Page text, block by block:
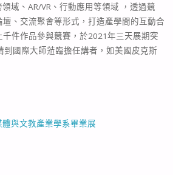
域、AR/VR、行動應用等領域 ，透過競
、交流聚會等形式，打造產學間的互動合
件作品參與競賽，於2021年三天展期突
國際大師蒞臨擔任講者，如美國皮克斯
與文教產業學系畢業展